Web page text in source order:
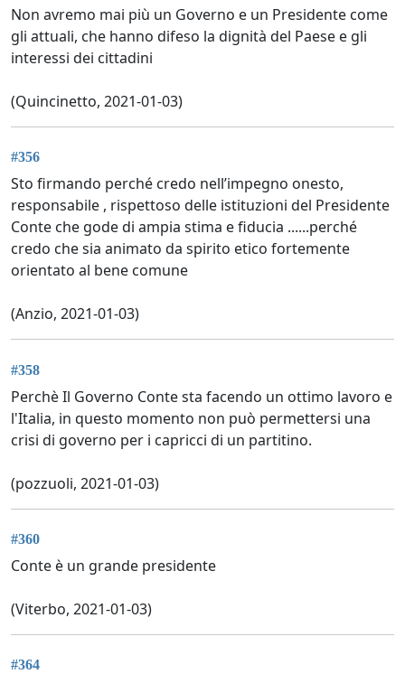
Non avremo mai più un Governo e un Presidente come
gli attuali, che hanno difeso la dignità del Paese e gli
interessi dei cittadini
(Quincinetto, 2021-01-03)
#356
Sto firmando perché credo nell’impegno onesto,
responsabile , rispettoso delle istituzioni del Presidente
Conte che gode di ampia stima e fiducia ......perché
credo che sia animato da spirito etico fortemente
orientato al bene comune
(Anzio, 2021-01-03)
#358
Perchè Il Governo Conte sta facendo un ottimo lavoro e
l'Italia, in questo momento non può permettersi una
crisi di governo per i capricci di un partitino.
(pozzuoli, 2021-01-03)
#360
Conte è un grande presidente
(Viterbo, 2021-01-03)
#364